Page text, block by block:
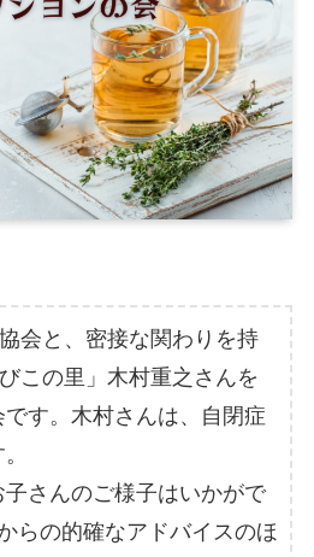
会と、密接な関わりを持
この里」木村重之さんを
す。木村さんは、自閉症
さんのご様子はいかがで
らの的確なアドバイスのほ